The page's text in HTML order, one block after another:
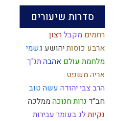
סדרות שיעורים
רחמים מקבלרצון
ארבע כוסותיהושע גשמי
מלחמת עולם אהבה תנ"ך
אריהמשפט
הרב צבי יהודה עשה טוב
חב"ד נרות חנוכהממלכה
נקיותלג בעומר עבירות